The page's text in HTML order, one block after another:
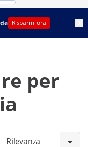
Risparmi ora
per